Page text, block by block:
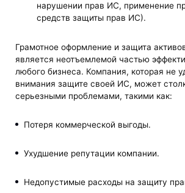
нарушении прав ИС, применение
средств защиты прав ИС).
Грамотное оформление и защита
является неотъемлемой частью
любого бизнеса. Компания, которая не
внимания защите своей ИС, может
серьезными проблемами, такими как:
Потеря коммерческой выгоды.
Ухудшение репутации компании.
Недопустимые расходы на защиту